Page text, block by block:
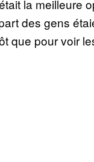
la meilleure
des gens
que pour voir